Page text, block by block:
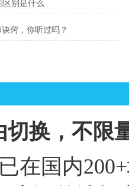
区别是什么
窍，你听过吗？
切换，不限
在国内